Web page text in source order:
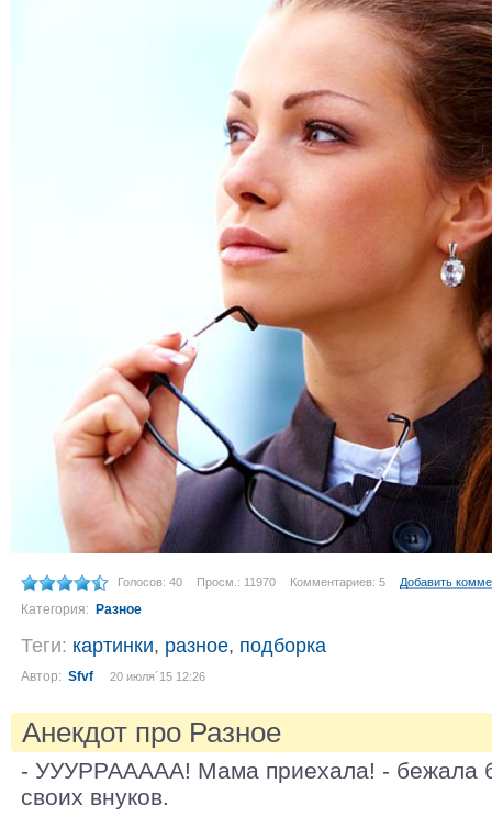
Голосов: 40 Просм.: 11970 Комментариев: 5 Добавить
Категория: Разное
Теги: картинки, разное, подборка
Автор: Sfvf 20 июля´15 12:26
Анекдот про Разное
- УУУРРААААА! Мама приехала! - бежала
своих внуков.